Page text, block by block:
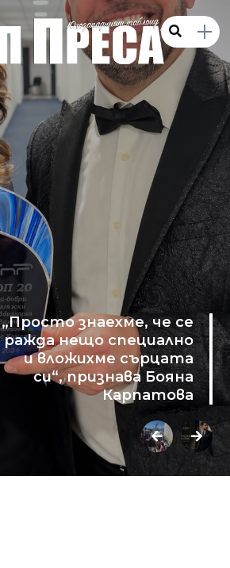
„Просто знаехме, че се
ражда нещо специално
и вложихме сърцата
си“, признава Бояна
Карпатова